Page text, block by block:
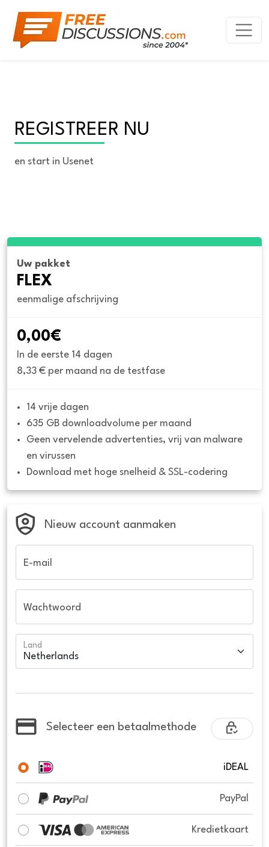
REGISTREER NU
en start in Usenet
Uw pakket
FLEX
eenmalige afschrijving
0,00€
In de eerste 14 dagen
8,33 € per maand na de testfase
14 vrije dagen
635 GB downloadvolume per maand
Geen vervelende advertenties, vrij van malware
en virussen
Download met hoge snelheid & SSL-codering
Nieuw account aanmaken
E-mail
Wachtwoord
Land
Selecteer een betaalmethode
iDEAL
PayPal
Kredietkaart